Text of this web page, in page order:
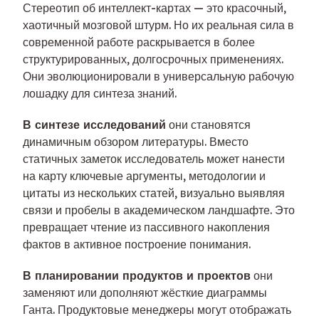
Стереотип об интеллект-картах — это красочный,
хаотичный мозговой штурм. Но их реальная сила в
современной работе раскрывается в более
структурированных, долгосрочных применениях.
Они эволюционировали в универсальную рабочую
лошадку для синтеза знаний.
В синтезе исследований они становятся
динамичным обзором литературы. Вместо
статичных заметок исследователь может нанести
на карту ключевые аргументы, методологии и
цитаты из нескольких статей, визуально выявляя
связи и пробелы в академическом ландшафте. Это
превращает чтение из пассивного накопления
фактов в активное построение понимания.
В планировании продуктов и проектов они
заменяют или дополняют жёсткие диаграммы
Ганта. Продуктовые менеджеры могут отображать